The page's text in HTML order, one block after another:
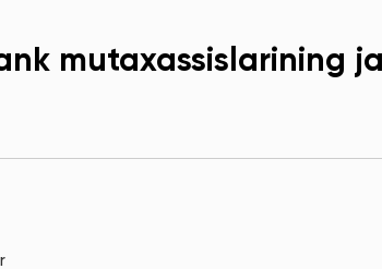
mutaxassislarining